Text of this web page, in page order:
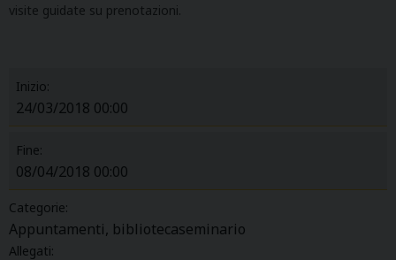
visite guidate su prenotazioni.
Inizio:
24/03/2018 00:00
Fine:
08/04/2018 00:00
Categorie:
Appuntamenti, bibliotecaseminario
Allegati: